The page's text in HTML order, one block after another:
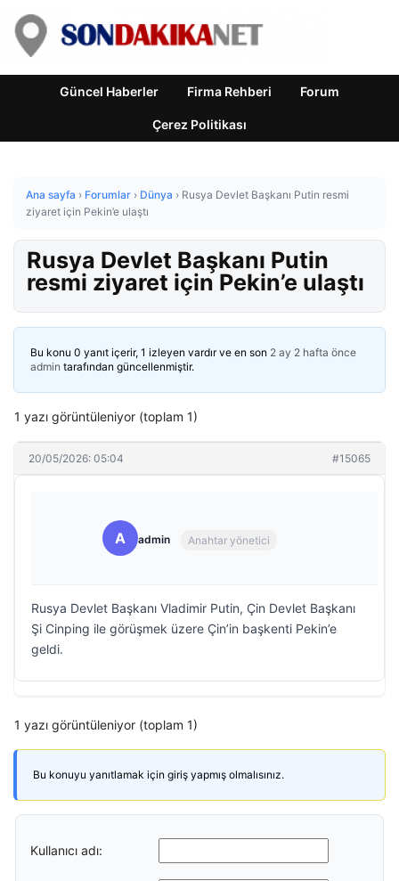
Güncel Haberler Firma Rehberi Forum
Çerez Politikası
Ana sayfa › Forumlar › Dünya › Rusya Devlet Başkanı Putin resmi
ziyaret için Pekin’e ulaştı
Rusya Devlet Başkanı Putin
resmi ziyaret için Pekin’e ulaştı
Bu konu 0 yanıt içerir, 1 izleyen vardır ve en son 2 ay 2 hafta önce
admin tarafından güncellenmiştir.
1 yazı görüntüleniyor (toplam 1)
20/05/2026: 05:04 #15065
A admin Anahtar yönetici
Rusya Devlet Başkanı Vladimir Putin, Çin Devlet Başkanı
Şi Cinping ile görüşmek üzere Çin’in başkenti Pekin’e
geldi.
1 yazı görüntüleniyor (toplam 1)
Bu konuyu yanıtlamak için giriş yapmış olmalısınız.
Kullanıcı adı: